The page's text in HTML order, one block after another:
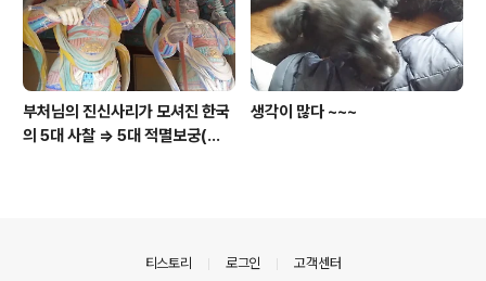
부처님의 진신사리가 모셔진 한국
의 5대 사찰 => 5대 적멸보궁(寂
생각이 많다 ~~~
티스토리 로그인 고객센터